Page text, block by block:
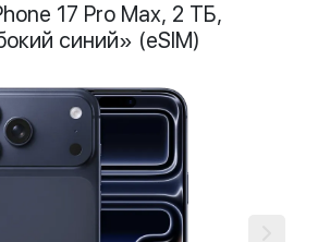
17 Pro Max, 2 ТБ,
синий» (eSIM)